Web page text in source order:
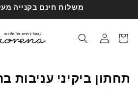
משלוח חינם בקנייה מעל
התחברות
קניות
תחתון ביקיני עניבות